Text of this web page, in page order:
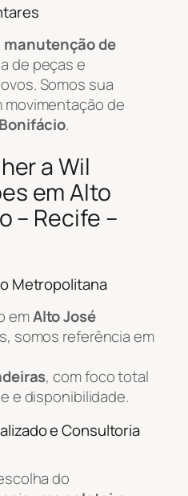
manutenção de
de peças e
Somos sua
de
.
a Wil
em Alto
– Recife –
Metropolitana
emAlto José
somos referência em
, com foco total
e disponibilidade.
e Consultoria
do